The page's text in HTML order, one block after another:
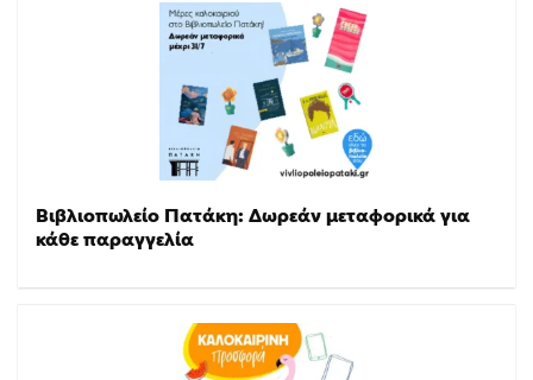
Βιβλιοπωλείο Πατάκη: Δωρεάν μεταφορικά για
κάθε παραγγελία